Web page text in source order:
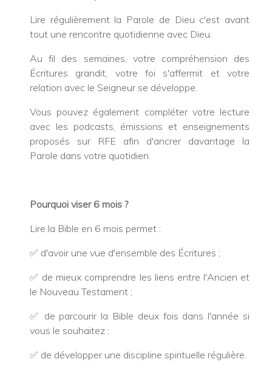
Lire régulièrement la Parole de Dieu c'est avant
tout une rencontre quotidienne avec Dieu.
Au fil des semaines, votre compréhension des
Écritures grandit, votre foi s'affermit et votre
relation avec le Seigneur se développe.
Vous pouvez également compléter votre lecture
avec les podcasts, émissions et enseignements
proposés sur RFE afin d'ancrer davantage la
Parole dans votre quotidien.
Pourquoi viser 6 mois ?
Lire la Bible en 6 mois permet :
✅ d'avoir une vue d'ensemble des Écritures ;
✅ de mieux comprendre les liens entre l'Ancien et
le Nouveau Testament ;
✅ de parcourir la Bible deux fois dans l'année si
vous le souhaitez ;
✅ de développer une discipline spirituelle régulière.